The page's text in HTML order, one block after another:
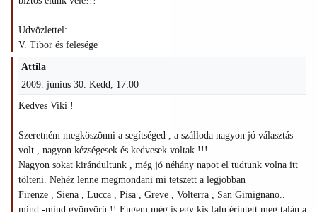
Üdvözlettel:
V. Tibor és felesége
Attila
2009. június 30. Kedd, 17:00
Kedves Viki !
Szeretném megköszönni a segítséged , a szálloda nagyon jó választás
volt , nagyon kézségesek és kedvesek voltak !!!
Nagyon sokat kirándultunk , még jó néhány napot el tudtunk volna itt
tölteni. Nehéz lenne megmondani mi tetszett a legjobban
Firenze , Siena , Lucca , Pisa , Greve , Volterra , San Gimignano..
mind -mind gyönyörű !! Engem még is egy kis falu érintett meg talán a